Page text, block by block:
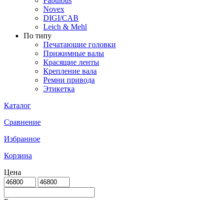
Novex
DIGI/CAB
Leich & Mehl
По типу
Печатающие головки
Прижимные валы
Красящие ленты
Крепление вала
Ремни привода
Этикетка
Каталог
Сравнение
Избранное
Корзина
Цена